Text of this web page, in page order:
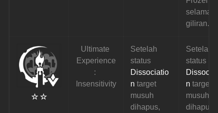
selama
giliran.
☆ ☆
Ultimate
Experience
:
Insensitivity
Setelah
status
Dissociatio
n target
musuh
dihapus,
Setelah
status
n target
musuh
dihapus,